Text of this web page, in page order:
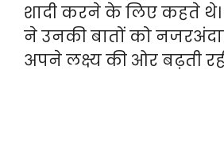
शादी करने के लिए कहते
ने उनकी बातों को
अपने लक्ष्य की ओर बढ़ती